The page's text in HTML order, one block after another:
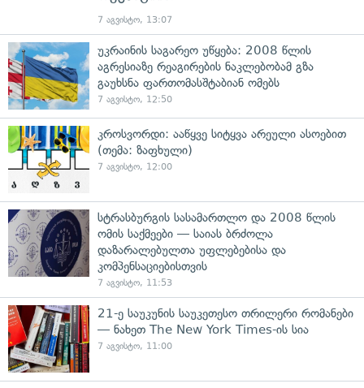
7 აგვისტო, 13:07
უკრაინის საგარეო უწყება: 2008 წლის
აგრესიაზე რეაგირების ნაკლებობამ გზა
გაუხსნა ფართომასშტაბიან ომებს
7 აგვისტო, 12:50
კროსვორდი: ააწყვე სიტყვა არეული ასოებით
(თემა: ზაფხული)
7 აგვისტო, 12:00
სტრასბურგის სასამართლო და 2008 წლის
ომის საქმეები — საიას ბრძოლა
დაზარალებულთა უფლებებისა და
კომპენსაციებისთვის
7 აგვისტო, 11:53
21-ე საუკუნის საუკეთესო თრილერი რომანები
— ნახეთ The New York Times-ის სია
7 აგვისტო, 11:00